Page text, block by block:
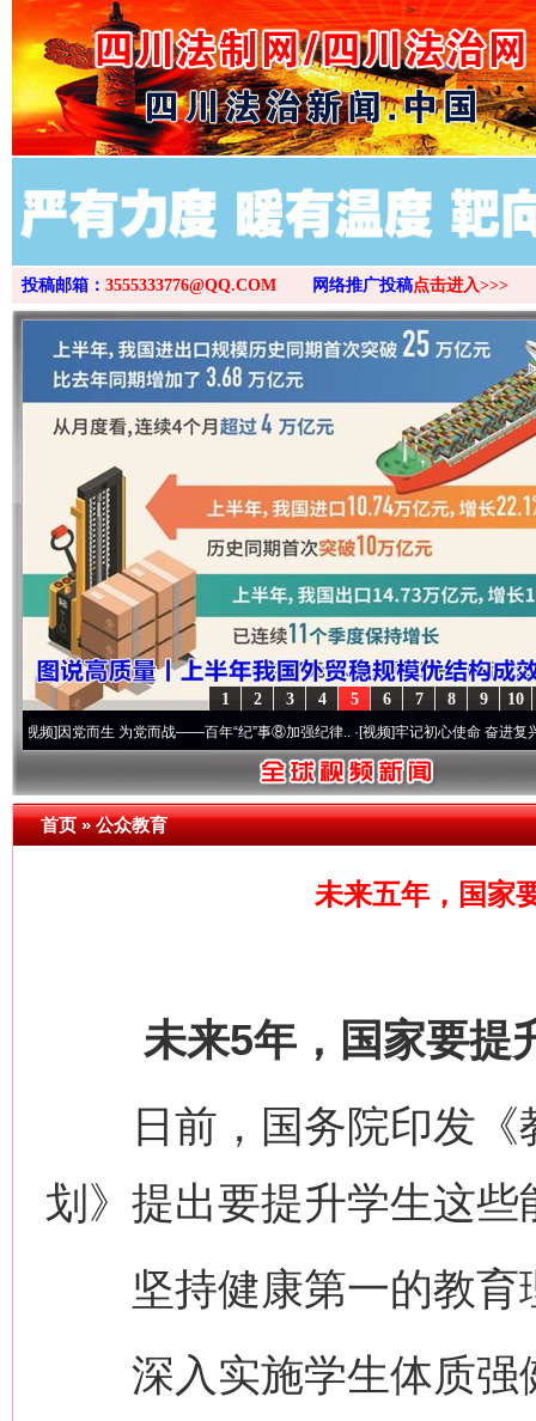
>
投稿邮箱： 3555333776@QQ.COM 网络推广投稿点击进入>>>
10
9
8
7
6
5
4
3
2
1
党而生 为党而战——百年“纪”事⑧加强纪律..·[视频]牢记初心使命 奋进复兴征程丨“
首页»公众教育
未来五年，国家
未来5年，国家要提
日前，国务院印发《
划》提出要提升学生这
坚持健康第一的教育
深入实施学生体质强